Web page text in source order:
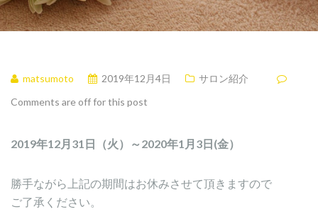
matsumoto 2019年12月4日
サロン紹介
Comments are off for this post
2019年12月31日（火）～2020年1月3日(金）
勝手ながら上記の期間はお休みさせて頂きますので
ご了承ください。